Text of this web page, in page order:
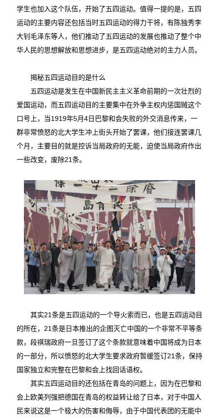
学生也加入这个队伍，开始了五四运动。值得一提的是，五四
运动的主要内容还包括当时五四运动的得力干将，有陈独秀李
大钊毛泽东等人，他们推动了五四运动的发展也推动了整个中
华人民的思想解放和思想进步，是五四运动绝对的主力人员。
揭秘五四运动目的是什么
五四运动是发生在中国新民主主义革命前期的一次壮烈的
爱国运动，而五四运动目的主要集中在外争主权内惩国贼这个
口号上，当1919年5月4日巴黎和会失败的外交消息传来，一
群非常愤怒的北大学生冲上街头开始了罢课，他们接连罢课几
个月，主要目的就是控诉当局政府的无能，迫使当局政府作出
一些改变，废除21条。
其实21条是五四运动的一个导火索而已，也是五四运动目
的所在，21条是日本推出的企图灭亡中国的一个非常不平等条
款，段祺瑞政府一旦签订了这个条款就意味着中国将成为日本
的一部分，所以愤怒的北大学生要求政府暂缓签订21条，保持
国家独立和完整在巴黎和会上找回话语权。
其实五四运动目的还包括在青岛的问题上，因为在巴黎和
会上欧美列强把德国在青岛的权益转让给了日本，对于中国人
民来说这是一个极大的伤害和侮辱，由于中国代表团的无能中